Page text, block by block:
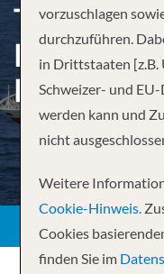
THE
BERGEN –
BERGEN
vorzuschlagen
durchzuführen.
in Drittstaaten [z.B.
Schweizer- und
werden kann und
nicht
Weitere
Cookie-Hinweis.
Cookies
finden Sie im